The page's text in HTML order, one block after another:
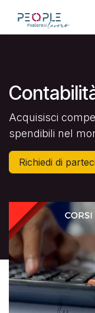
Acquisisci
spendibili nel
Richiedi di